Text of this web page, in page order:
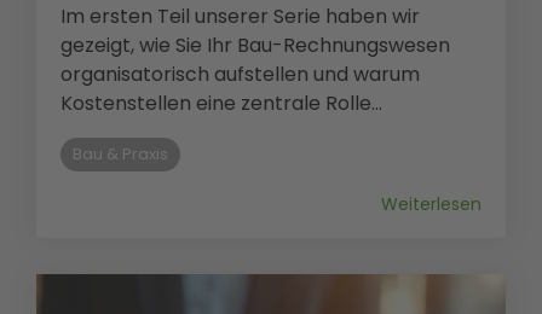
Im ersten Teil unserer Serie haben wir
gezeigt, wie Sie Ihr Bau-Rechnungswesen
organisatorisch aufstellen und warum
Kostenstellen eine zentrale Rolle...
Bau & Praxis
Weiterlesen